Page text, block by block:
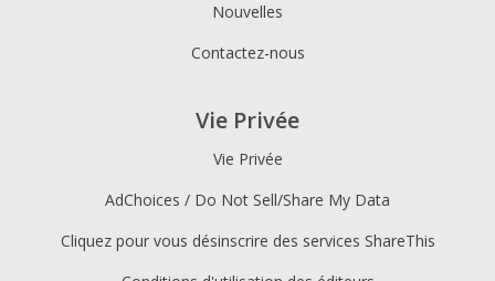
Nouvelles
Contactez-nous
Vie Privée
Vie Privée
AdChoices / Do Not Sell/Share My Data
Cliquez pour vous désinscrire des services ShareThis